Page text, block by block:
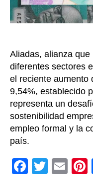
Aliadas, alianza
diferentes sectores
el reciente aumento
9,54%, establecido
representa un
sostenibilidad
empleo formal y la
país.
F
T
E